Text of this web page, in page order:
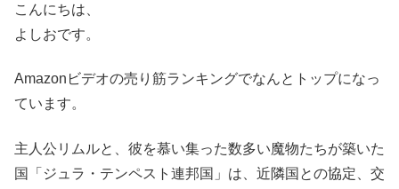
こんにちは、
よしおです。
Amazonビデオの売り筋ランキングでなんとトップになっ
ています。
主人公リムルと、彼を慕い集った数多い魔物たちが築いた
国「ジュラ・テンペスト連邦国」は、近隣国との協定、交